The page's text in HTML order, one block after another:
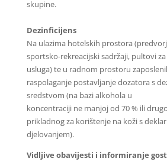
skupine.
Dezinficijens
Na ulazima hotelskih prostora
sportsko-rekreacijski sadržaji, pultovi
usluga) te u radnom prostoru
raspolaganje postavljanje dozatora s
sredstvom (na bazi alkohola u
koncentraciji ne manjoj od 70 % ili
prikladnog za korištenje na koži s
djelovanjem).
Vidljive obavijesti i informiranje